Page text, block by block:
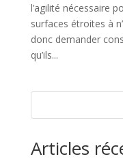
l’agilité nécessaire
surfaces étroites à
donc demander
qu’ils...
Articles